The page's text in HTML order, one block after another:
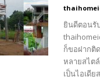
ยินดีตอนรั
ก็ขอฝากติ
หลายสไต
เป็นไอเดี